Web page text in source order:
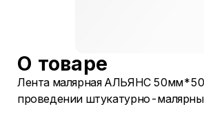
О товаре
Лента малярная АЛЬЯНС
проведении штукатурно-